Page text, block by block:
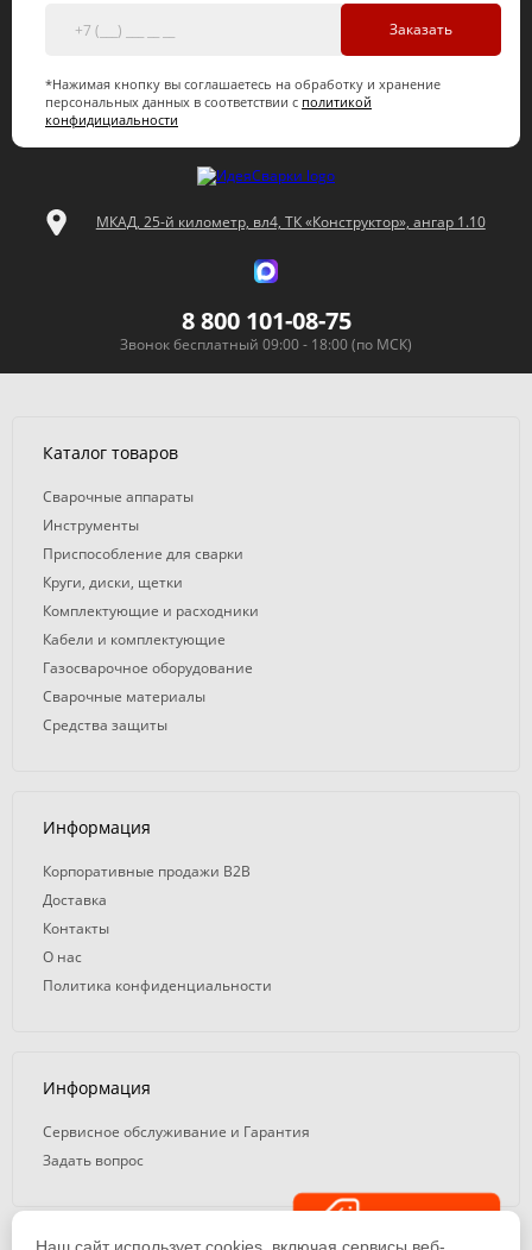
Заказать
*Нажимая кнопку вы соглашаетесь на обработку и хранение
персональных данных в соответствии с политикой
конфидициальности
МКАД, 25-й километр, вл4, ТК «Конструктор», ангар 1.10
8 800 101-08-75
Звонок бесплатный 09:00 - 18:00 (по МСК)
Каталог товаров
Сварочные аппараты
Инструменты
Приспособление для сварки
Круги, диски, щетки
Комплектующие и расходники
Кабели и комплектующие
Газосварочное оборудование
Сварочные материалы
Средства защиты
Информация
Корпоративные продажи B2B
Доставка
Контакты
О нас
Политика конфиденциальности
Информация
Сервисное обслуживание и Гарантия
Задать вопрос